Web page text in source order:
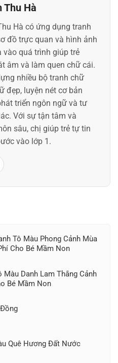
Thu Hà
Hà có ứng dụng tranh
đồ trực quan và hình ảnh
vào quá trình giúp trẻ
âm và làm quen chữ cái.
nhiều bộ tranh chữ
đẹp, luyện nét cơ bản
triển ngôn ngữ và tư
Với sự tận tâm và
sâu, chị giúp trẻ tự tin
vào lớp 1.
Tô Màu Phong Cảnh Mùa
Cho Bé Mầm Non
Màu Danh Lam Thắng Cảnh
Bé Mầm Non
Quê Hương Đất Nước